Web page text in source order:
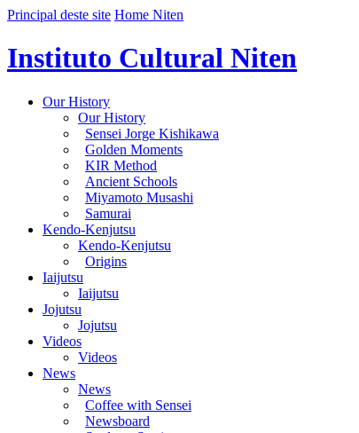
Principal deste site Home Niten
Instituto Cultural Niten
Our History
Our History
Sensei Jorge Kishikawa
Golden Moments
KIR Method
Ancient Schools
Miyamoto Musashi
Samurai
Kendo-Kenjutsu
Kendo-Kenjutsu
Origins
Iaijutsu
Iaijutsu
Jojutsu
Jojutsu
Videos
Videos
News
News
Coffee with Sensei
Newsboard